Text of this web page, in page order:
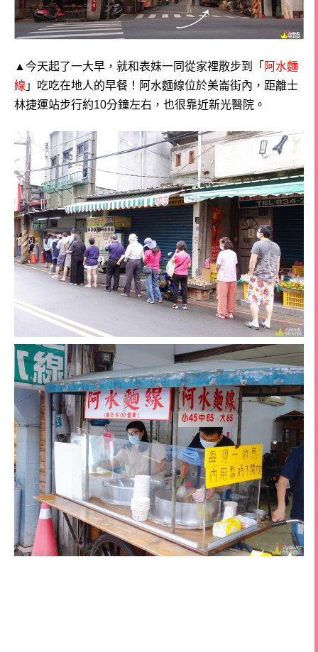
▲今天起了一大早，就和表妹一同從家裡散步到「 阿水麵
線 」吃吃在地人的早餐！ 阿水麵線位於美崙街內，距離士
林捷運站步行約10分鐘左右，也很靠近新光醫院。